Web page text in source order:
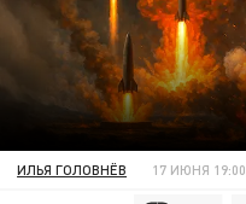
ИЛЬЯ ГОЛОВНЁВ 17 ИЮНЯ 19:00